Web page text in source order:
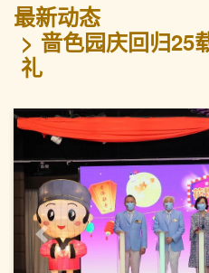
最新动态
啬色园庆回归25
礼
上一页